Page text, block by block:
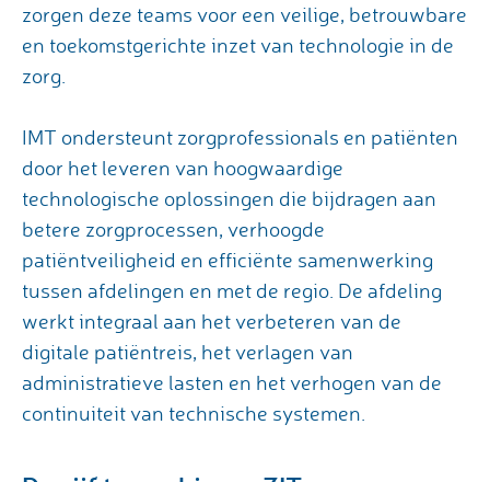
zorgen deze teams voor een veilige, betrouwbare
en toekomstgerichte inzet van technologie in de
zorg.
IMT ondersteunt zorgprofessionals en patiënten
door het leveren van hoogwaardige
technologische oplossingen die bijdragen aan
betere zorgprocessen, verhoogde
patiëntveiligheid en efficiënte samenwerking
tussen afdelingen en met de regio. De afdeling
werkt integraal aan het verbeteren van de
digitale patiëntreis, het verlagen van
administratieve lasten en het verhogen van de
continuiteit van technische systemen.